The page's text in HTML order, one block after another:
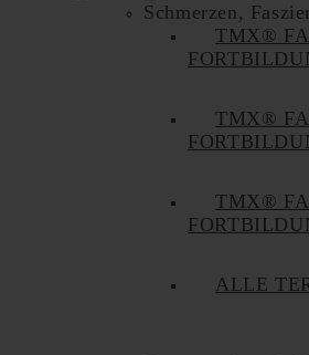
Schmerzen,
TMX®
TMX®
TMX®
ALLE